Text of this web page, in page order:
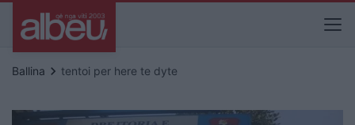
Ballina keyboard_arrow_right tentoi per here te dyte